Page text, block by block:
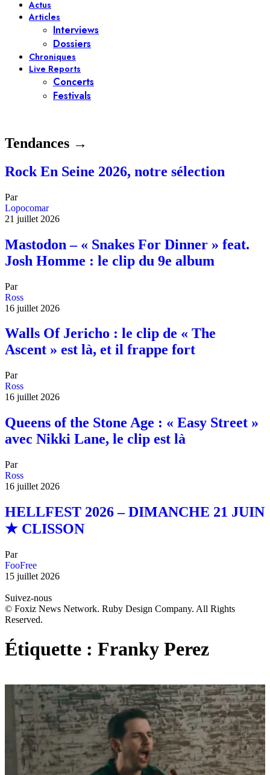
Actus
Articles
Interviews
Dossiers
Chroniques
Live Reports
Concerts
Festivals
Tendances →
Rock En Seine 2026, notre sélection
Par
Lopocomar
21 juillet 2026
Mastodon – « Snakes For Dinner » feat.
Josh Homme : le clip du 9e album
Par
Ross
16 juillet 2026
Walls Of Jericho : le clip de « The
Ascent » est là, et il frappe fort
Par
Ross
16 juillet 2026
Queens of the Stone Age : « Easy Street »
avec Nikki Lane, le clip est là
Par
Ross
16 juillet 2026
HELLFEST 2026 – DIMANCHE 21 JUIN
★ CLISSON
Par
FooFree
15 juillet 2026
Suivez-nous
© Foxiz News Network. Ruby Design Company. All Rights
Reserved.
Étiquette : Franky Perez